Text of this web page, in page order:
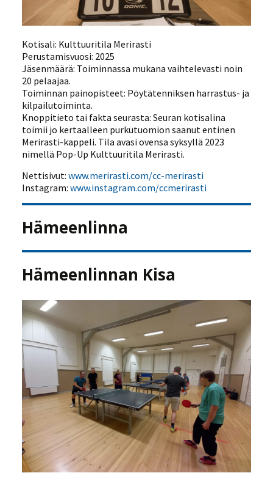
Kotisali: Kulttuuritila Merirasti
Perustamisvuosi: 2025
Jäsenmäärä: Toiminnassa mukana vaihtelevasti noin
20 pelaajaa.
Toiminnan painopisteet: Pöytätenniksen harrastus- ja
kilpailutoiminta.
Knoppitieto tai fakta seurasta: Seuran kotisalina
toimii jo kertaalleen purkutuomion saanut entinen
Merirasti-kappeli. Tila avasi ovensa syksyllä 2023
nimellä Pop-Up Kulttuuritila Merirasti.
Nettisivut:www.merirasti.com/cc-merirasti
Instagram:www.instagram.com/ccmerirasti
Hämeenlinna
Hämeenlinnan Kisa